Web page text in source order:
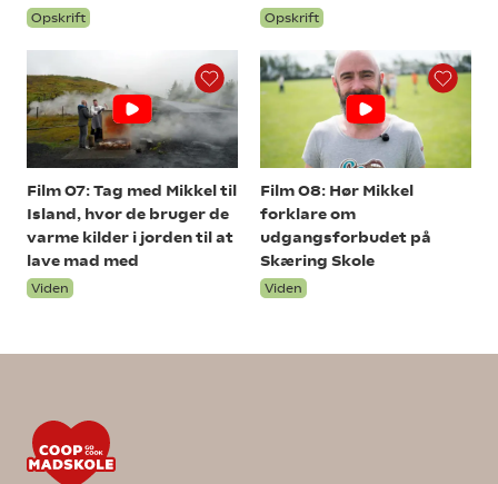
Opskrift Opskrift
Film 07: Tag med Mikkel til
Island, hvor de bruger de
varme kilder i jorden til at
lave mad med
Viden
Film 08: Hør Mikkel
forklare om
udgangsforbudet på
Skæring Skole
Viden